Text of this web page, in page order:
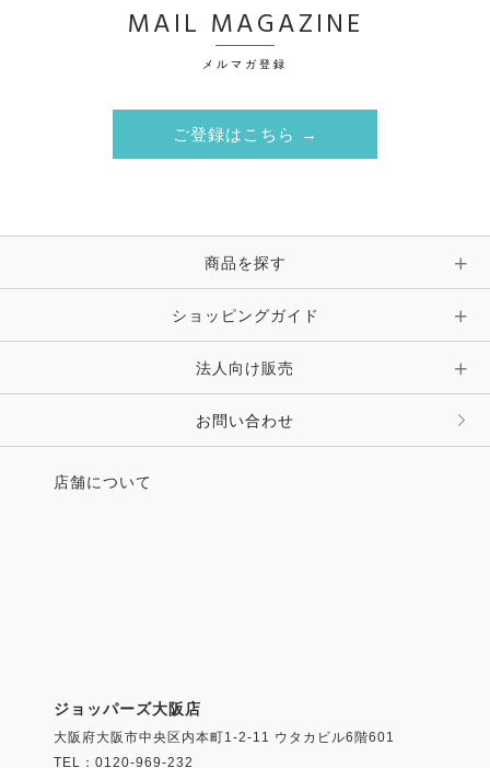
MAIL MAGAZINE
メルマガ登録
ご登録はこちら →
商品を探す
ショッピングガイド
法人向け販売
お問い合わせ
店舗について
ジョッパーズ大阪店
大阪府大阪市中央区内本町1-2-11 ウタカビル6階601
TEL：0120-969-232